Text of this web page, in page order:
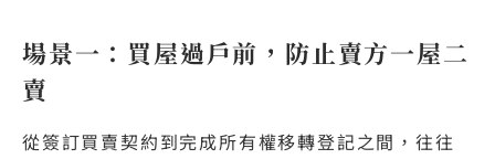
場景一：買屋過戶前，防止賣方一屋二
賣
從簽訂買賣契約到完成所有權移轉登記之間，往往